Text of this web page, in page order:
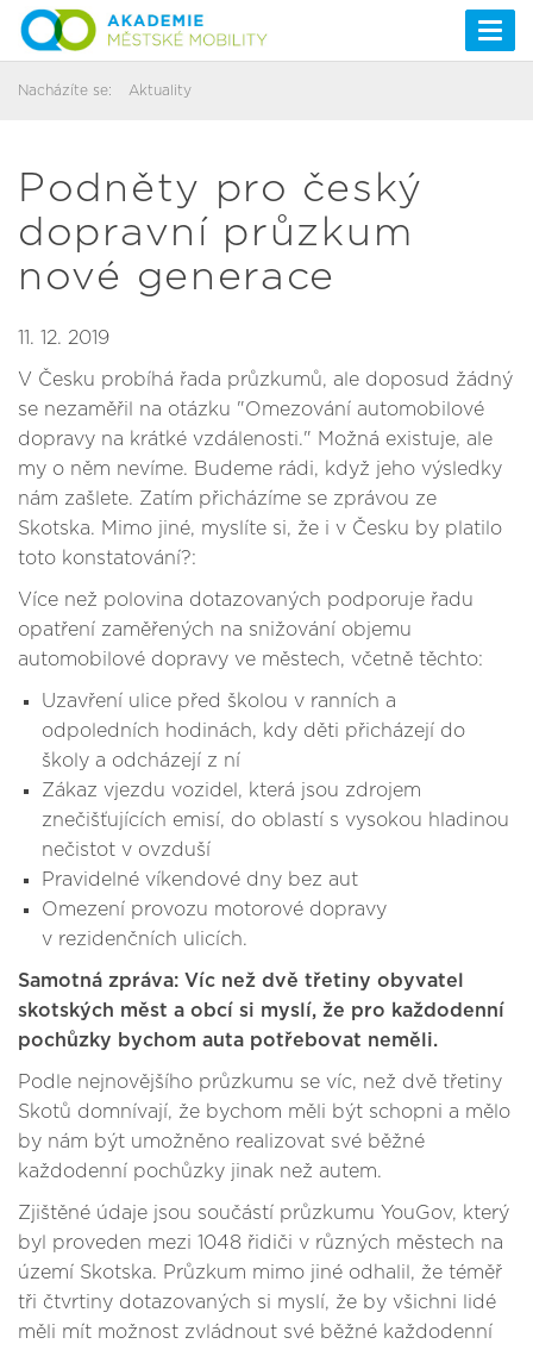
Nacházíte se: Aktuality
Podněty pro český
dopravní průzkum
nové generace
11. 12. 2019
V Česku probíhá řada průzkumů, ale doposud žádný
se nezaměřil na otázku "Omezování automobilové
dopravy na krátké vzdálenosti." Možná existuje, ale
my o něm nevíme. Budeme rádi, když jeho výsledky
nám zašlete. Zatím přicházíme se zprávou ze
Skotska. Mimo jiné, myslíte si, že i v Česku by platilo
toto konstatování?:
Více než polovina dotazovaných podporuje řadu
opatření zaměřených na snižování objemu
automobilové dopravy ve městech, včetně těchto:
Uzavření ulice před školou v ranních a
odpoledních hodinách, kdy děti přicházejí do
školy a odcházejí z ní
Zákaz vjezdu vozidel, která jsou zdrojem
znečišťujících emisí, do oblastí s vysokou hladinou
nečistot v ovzduší
Pravidelné víkendové dny bez aut
Omezení provozu motorové dopravy
v rezidenčních ulicích.
Samotná zpráva: Víc než dvě třetiny obyvatel
skotských měst a obcí si myslí, že pro každodenní
pochůzky bychom auta potřebovat neměli.
Podle nejnovějšího průzkumu se víc, než dvě třetiny
Skotů domnívají, že bychom měli být schopni a mělo
by nám být umožněno realizovat své běžné
každodenní pochůzky jinak než autem.
Zjištěné údaje jsou součástí průzkumu YouGov, který
byl proveden mezi 1048 řidiči v různých městech na
území Skotska. Průzkum mimo jiné odhalil, že téměř
tři čtvrtiny dotazovaných si myslí, že by všichni lidé
měli mít možnost zvládnout své běžné každodenní